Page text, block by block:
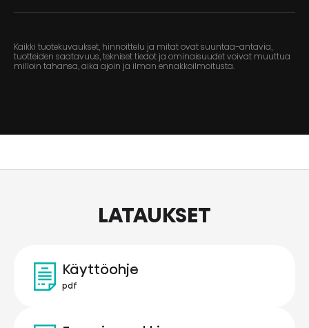
Kaikki tuotekuvaukset, hinnoittelu ja mitat ovat suuntaa-antavia,
tuotteiden saatavuus, tekniset tiedot ja ominaisuudet voivat muuttua
milloin tahansa, aika ajoin ja ilman ennakkoilmoitusta.
LATAUKSET
Käyttöohje
pdf